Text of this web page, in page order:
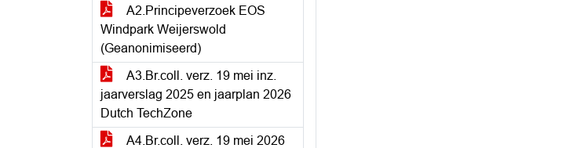
A2.Principeverzoek EOS
Windpark Weijerswold
(Geanonimiseerd)
A3.Br.coll. verz. 19 mei inz.
jaarverslag 2025 en jaarplan 2026
Dutch TechZone
A4.Br.coll. verz. 19 mei 2026